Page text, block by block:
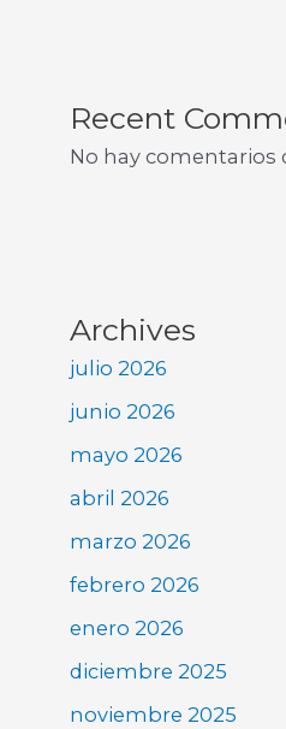
Recent
No hay comentarios
Archives
julio 2026
junio 2026
mayo 2026
abril 2026
marzo 2026
febrero 2026
enero 2026
diciembre 2025
noviembre 2025